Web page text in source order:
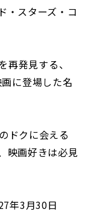
・スターズ・コ
発見する、
に登場した名
ドクに会える
映画好きは必見
年3月30日